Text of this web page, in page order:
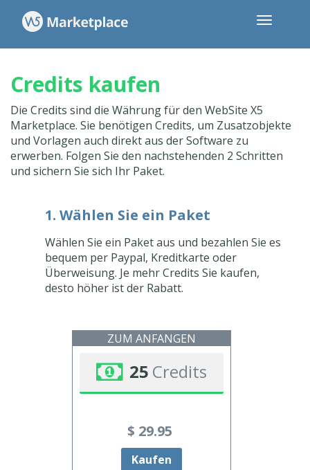
Credits kaufen
Die Credits sind die Währung für den WebSite X5
Marketplace. Sie benötigen Credits, um Zusatzobjekte
und Vorlagen auch direkt aus der Software zu
erwerben. Folgen Sie den nachstehenden 2 Schritten
und sichern Sie sich Ihr Paket.
1. Wählen Sie ein Paket
Wählen Sie ein Paket aus und bezahlen Sie es
bequem per Paypal, Kreditkarte oder
Überweisung. Je mehr Credits Sie kaufen,
desto höher ist der Rabatt.
ZUM ANFANGEN
25 Credits
$ 29.95
Kaufen